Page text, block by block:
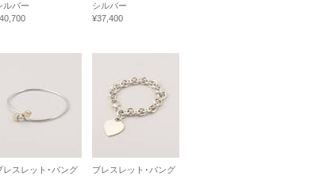
ルバー
シルバー
¥37,400
レスレット･バング
ブレスレット･バング